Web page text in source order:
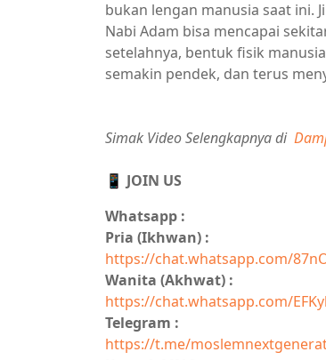
bukan lengan manusia saat ini.
Nabi Adam bisa mencapai
setelahnya, bentuk fisik
semakin pendek, dan terus
Simak Video Selengkapnya di
📱 JOIN US
Whatsapp :
Pria (Ikhwan) :
https://chat.whatsapp.com/
Wanita (Akhwat) :
https://chat.whatsapp.com/
Telegram :
https://t.me/